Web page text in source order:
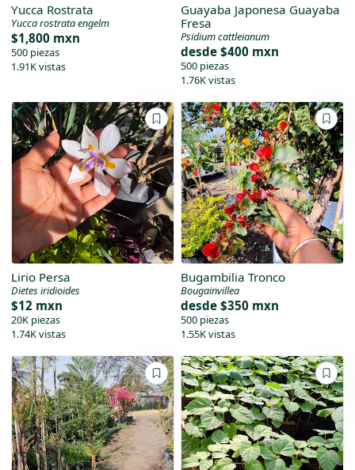
Yucca Rostrata
Yucca rostrata engelm
$1,800 mxn
500 piezas
1.91K vistas
Guayaba Japonesa Guayaba
Fresa
Psidium cattleianum
desde $400 mxn
500 piezas
1.76K vistas
Lirio Persa
Dietes iridioides
$12 mxn
20K piezas
1.74K vistas
Bugambilia Tronco
Bougainvillea
desde $350 mxn
500 piezas
1.55K vistas